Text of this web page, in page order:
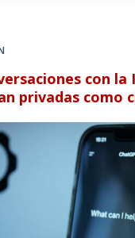
con la
privadas como